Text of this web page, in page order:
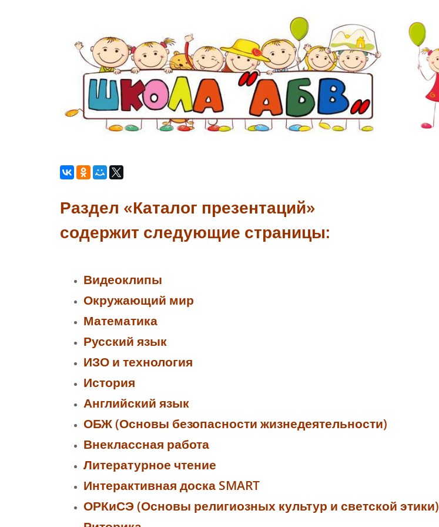
Раздел «Каталог презентаций»
содержит следующие страницы:
Видеоклипы
Окружающий мир
Математика
Русский язык
ИЗО и технология
История
Английский язык
ОБЖ (Основы безопасности жизнедеятельности)
Внеклассная работа
Литературное чтение
Интерактивная доска SMART
ОРКиСЭ (Основы религиозных культур и светской этики)